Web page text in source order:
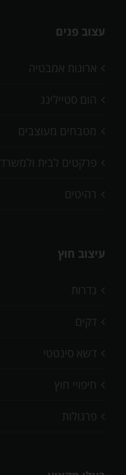
עצוב פנים
ארונות אמבטיה
הום סטיילינג
מטבחים מעוצבים
פרקטים לבית ולמשרד
רהיטים
עיצוב חוץ
גדרות
דקים
דשא סינטטי
חיפויי חוץ
פרגולות